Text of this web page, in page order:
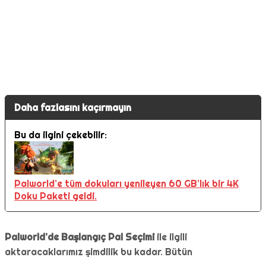
Daha fazlasını kaçırmayın
Bu da ilgini çekebilir:
Palworld’e tüm dokuları yenileyen 60 GB’lık bir 4K
Doku Paketi geldi.
Palworld’de Başlangıç Pal Seçimiile ilgili
aktaracaklarımız şimdilik bu kadar. Bütün